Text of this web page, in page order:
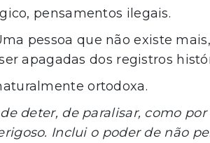
pensamentos ilegais.
pessoa que não existe
apagadas dos registros
ortodoxa.
de deter, de paralisar, como
Inclui o poder de não